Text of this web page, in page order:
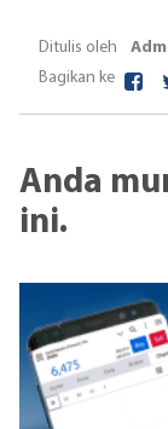
Ditulis oleh
Bagikan ke
Anda
ini.